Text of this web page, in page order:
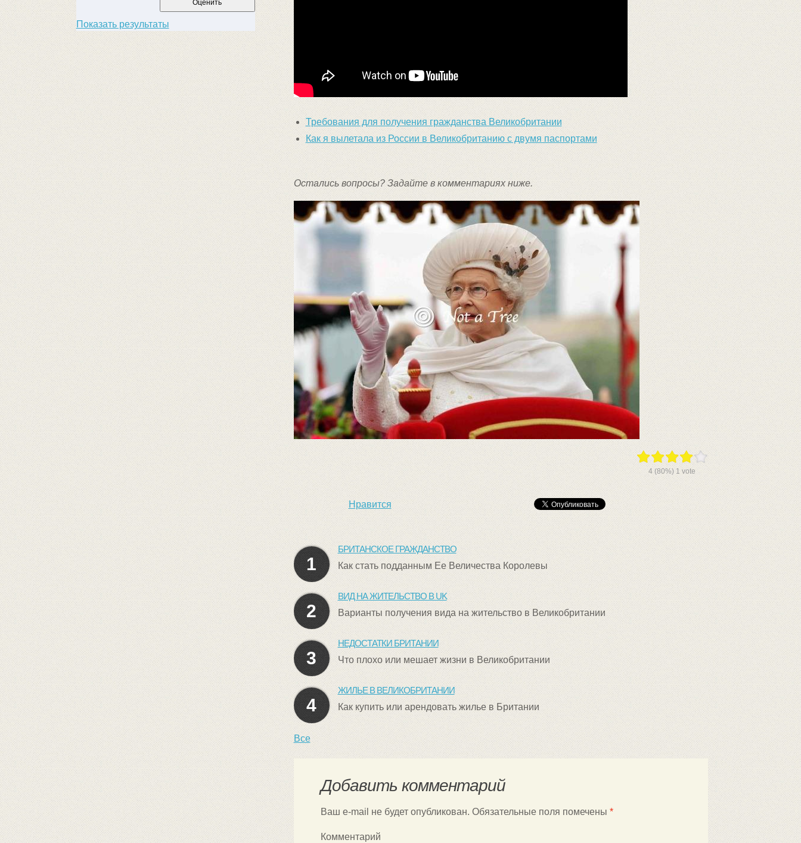
Показать результаты
Требования для получения гражданства Великобритании
Как я вылетала из России в Великобританию с двумя паспортами
Остались вопросы? Задайте в комментариях ниже.
4 (80%) 1 vote
Нравится
1
БРИТАНСКОЕ ГРАЖДАНСТВО
Как стать подданным Ее Величества Королевы
2
ВИД НА ЖИТЕЛЬСТВО В UK
Варианты получения вида на жительство в Великобритании
3
НЕДОСТАТКИ БРИТАНИИ
Что плохо или мешает жизни в Великобритании
4
ЖИЛЬЕ В ВЕЛИКОБРИТАНИИ
Как купить или арендовать жилье в Британии
Все
Добавить комментарий
Ваш e-mail не будет опубликован. Обязательные поля помечены *
Комментарий